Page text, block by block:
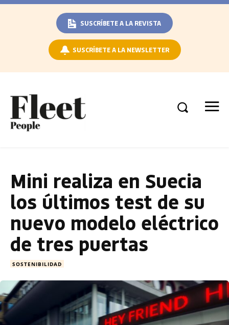
SUSCRÍBETE A LA REVISTA
SUSCRÍBETE A LA NEWSLETTER
Mini realiza en Suecia
los últimos test de su
nuevo modelo eléctrico
de tres puertas
SOSTENIBILIDAD